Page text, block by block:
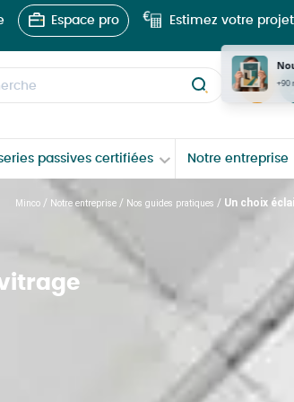
Espace pro Estimez votre projet
passives certifiées Notre entreprise
Minco / Notre entreprise / Nos guides pratiques / Un choix
Nouveau
+90 modèles de